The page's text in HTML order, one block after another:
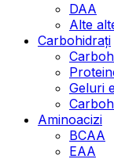
DAA
Alte
Carbohidrați
Geluri
Aminoacizi
BCAA
EAA